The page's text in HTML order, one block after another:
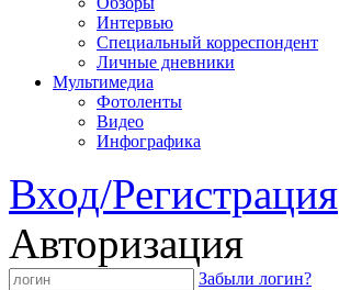
Интервью
Специальный корреспондент
Личные дневники
Мультимедиа
Фотоленты
Видео
Инфографика
Вход/Регистрация
Авторизация
Забыли логин?